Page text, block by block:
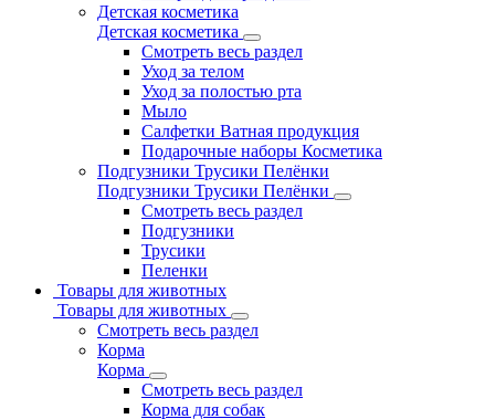
Детская косметика
Детская косметика
Смотреть весь раздел
Уход за телом
Уход за полостью рта
Мыло
Салфетки Ватная продукция
Подарочные наборы Косметика
Подгузники Трусики Пелёнки
Подгузники Трусики Пелёнки
Смотреть весь раздел
Подгузники
Трусики
Пеленки
Товары для животных
Товары для животных
Смотреть весь раздел
Корма
Корма
Смотреть весь раздел
Корма для собак